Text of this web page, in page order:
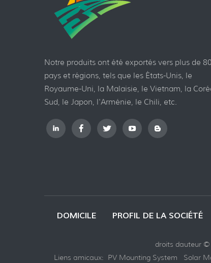
Notre produits ont été exportés vers plus de 80
pays et régions, tels que les États-Unis, le
Royaume-Uni, la Malaisie, le Vietnam, la
Sud, le Japon, l'Arménie, le Chili, etc.
DOMICILE PROFIL DE LA SOCIÉTÉ
droits dauteur ©
Liens amicaux: PV Mounting System Solar